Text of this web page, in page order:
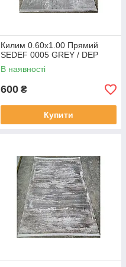
Килим 0.60х1.00 Прямий
SEDEF 0005 GREY / DEP
В наявності
600 ₴
Купити